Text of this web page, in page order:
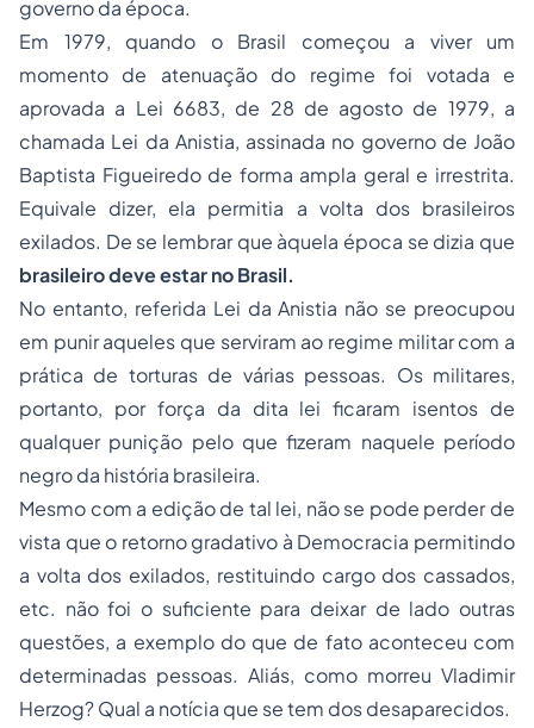
governo da época.
Em 1979, quando o Brasil começou a viver um
momento de atenuação do regime foi votada e
aprovada a Lei 6683, de 28 de agosto de 1979, a
chamada Lei da Anistia, assinada no governo de João
Baptista Figueiredo de forma ampla geral e irrestrita.
Equivale dizer, ela permitia a volta dos brasileiros
exilados. De se lembrar que àquela época se dizia que
brasileiro deve estar no Brasil.
No entanto, referida Lei da Anistia não se preocupou
em punir aqueles que serviram ao regime militar com a
prática de torturas de várias pessoas. Os militares,
portanto, por força da dita lei ficaram isentos de
qualquer punição pelo que fizeram naquele período
negro da história brasileira.
Mesmo com a edição de tal lei, não se pode perder de
vista que o retorno gradativo à Democracia permitindo
a volta dos exilados, restituindo cargo dos cassados,
etc. não foi o suficiente para deixar de lado outras
questões, a exemplo do que de fato aconteceu com
determinadas pessoas. Aliás, como morreu Vladimir
Herzog? Qual a notícia que se tem dos desaparecidos.